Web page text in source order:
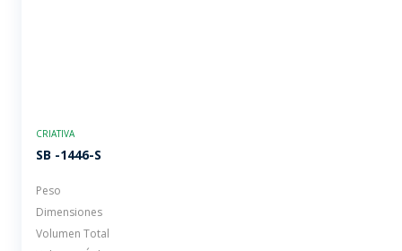
CRIATIVA
SB -1446-S
Peso
Dimensiones
Volumen Total